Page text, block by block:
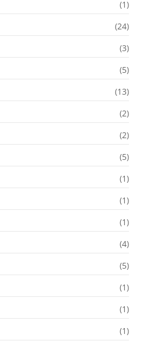
(1)
(24)
(3)
(5)
(13)
(2)
(2)
(5)
(1)
(1)
(1)
(4)
(5)
(1)
(1)
(1)